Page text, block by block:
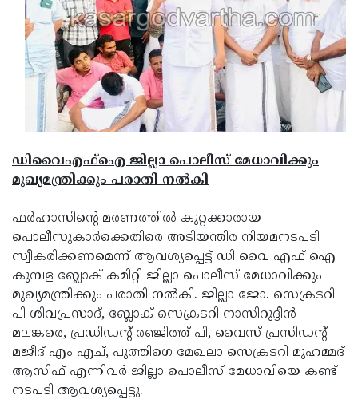
ഡിവൈഎഫ്‌ഐ ജില്ലാ പൊലീസ് മേധാവിക്കും
മുഖ്യമന്ത്രിക്കും പരാതി നല്‍കി
ഫര്‍ഹാസിന്റെ മരണത്തില്‍ കുറ്റക്കാരായ
പൊലീസുകാര്‍ക്കെതിരെ അടിയന്തിര നിയമനടപടി
സ്വീകരിക്കണമെന്ന് ആവശ്യപ്പെട്ട് ഡി വൈ എഫ് ഐ
കുമ്പള ബ്ലോക് കമിറ്റി ജില്ലാ പൊലീസ് മേധാവിക്കും
മുഖ്യമന്ത്രിക്കും പരാതി നല്‍കി. ജില്ലാ ജോ. സെക്രടറി
പി ശിവപ്രസാദ്, ബ്ലോക് സെക്രടറി നാസിറുദ്ദീന്‍
മലങ്കരെ, പ്രഡിഡന്റ് രഞ്ജിത്ത് പി, വൈസ് പ്രസിഡന്റ്
മജീദ് എം എച്, പുത്തിഗെ മേഖലാ സെക്രടറി മുഹമ്മദ്
ആസിഫ് എന്നിവര്‍ ജില്ലാ പൊലീസ് മേധാവിയെ കണ്ട്
നടപടി ആവശ്യപ്പെട്ടു.